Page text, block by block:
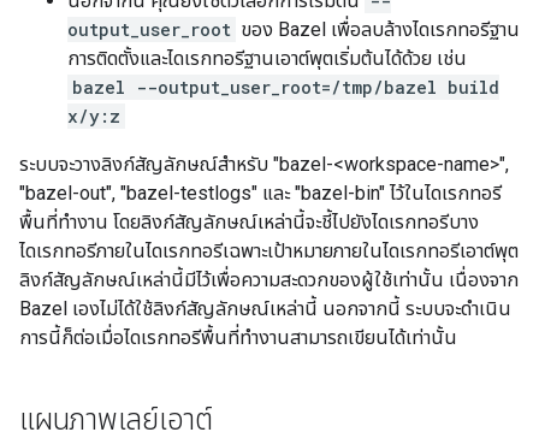
output_user_root ของ Bazel เพื่อลบล้างไดเรกทอรีฐาน
การติดตั้งและไดเรกทอรีฐานเอาต์พุตเริ่มต้นได้ด้วย เช่น
bazel --output_user_root=/tmp/bazel build
x/y:z
ระบบจะวางลิงก์สัญลักษณ์สำหรับ "bazel-<workspace-name>",
"bazel-out", "bazel-testlogs" และ "bazel-bin" ไว้ในไดเรกทอรี
พื้นที่ทำงาน โดยลิงก์สัญลักษณ์เหล่านี้จะชี้ไปยังไดเรกทอรีบาง
ไดเรกทอรีภายในไดเรกทอรีเฉพาะเป้าหมายภายในไดเรกทอรีเอาต์พุต
ลิงก์สัญลักษณ์เหล่านี้มีไว้เพื่อความสะดวกของผู้ใช้เท่านั้น เนื่องจาก
Bazel เองไม่ได้ใช้ลิงก์สัญลักษณ์เหล่านี้ นอกจากนี้ ระบบจะดำเนิน
การนี้ก็ต่อเมื่อไดเรกทอรีพื้นที่ทำงานสามารถเขียนได้เท่านั้น
แผนภาพเลย์เอาต์